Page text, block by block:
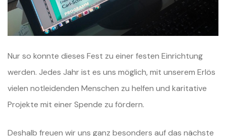
Nur so konnte dieses Fest zu einer festen Einrichtung
werden. Jedes Jahr ist es uns möglich, mit unserem Erlös
vielen notleidenden Menschen zu helfen und karitative
Projekte mit einer Spende zu fördern.
Deshalb freuen wir uns ganz besonders auf das nächste